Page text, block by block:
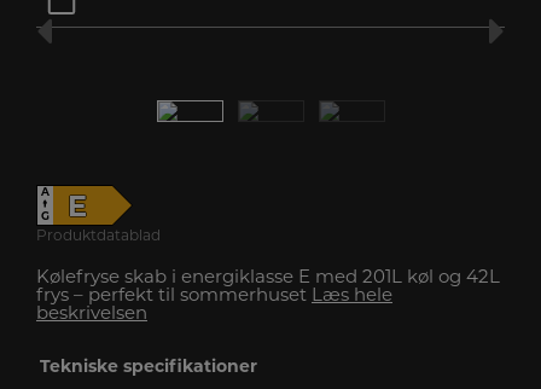
A
↑
G
E
Produktdatablad
Kølefryse skab i energiklasse E med 201L køl og 42L
frys – perfekt til sommerhuset Læs hele
beskrivelsen
Tekniske specifikationer